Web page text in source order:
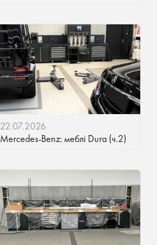
22.07.2026
Mercedes-Benz: меблі Dura (ч.2)